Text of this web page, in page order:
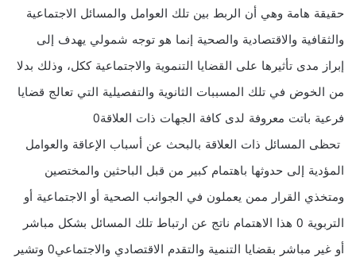
حقيقة هامة وهي أن الربط بين تلك العوامل والمسائل الاجتماعية
والثقافية والاقتصادية والصحية إنما هو توجه شمولي يهدف إلى
إبراز مدى تأثيرها على القضايا التنموية والاجتماعية ككل، وذلك بدلا
من الخوض في تلك المسببات الثانوية والتفصيلية التي تعالج قضايا
فرعية باتت معروفة لدى كافة الجهات ذات العلاقة0
تحظى المسائل ذات العلاقة بالبحث عن أسباب الإعاقة والعوامل
المؤدية إلى حدوثها باهتمام كبير من قبل الباحثين والمختصين
ومتخذي القرار ممن يعملون في الجوانب الصحية أو الاجتماعية أو
التربوية 0 هذا الاهتمام ناتج عن ارتباط تلك المسائل بشكل مباشر
أو غير مباشر بقضايا التنمية والتقدم الاقتصادي والاجتماعي0 وتشير